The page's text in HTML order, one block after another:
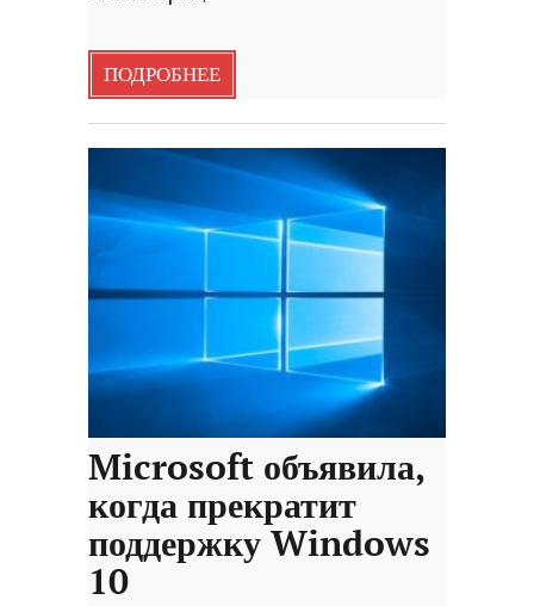
ПОДРОБНЕЕ
Microsoft объявила,
когда прекратит
поддержку Windows
10